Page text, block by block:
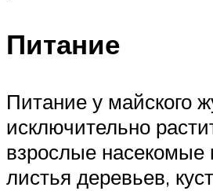
Питание
Питание у майского
исключительно
взрослые насекомые
листья деревьев,